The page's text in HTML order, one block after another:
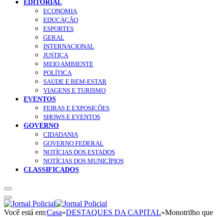
EDITORIAL
ECONOMIA
EDUCAÇÃO
ESPORTES
GERAL
INTERNACIONAL
JUSTIÇA
MEIO AMBIENTE
POLÍTICA
SAÚDE E BEM-ESTAR
VIAGENS E TURISMO
EVENTOS
FEIRAS E EXPOSIÇÕES
SHOWS E EVENTOS
GOVERNO
CIDADANIA
GOVERNO FEDERAL
NOTÍCIAS DOS ESTADOS
NOTÍCIAS DOS MUNICÍPIOS
CLASSIFICADOS
Você está em:Casa»DESTAQUES DA CAPITAL»Monotrilho que